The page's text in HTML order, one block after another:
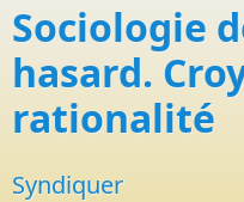
Sociologie
hasard.
rationalité
Syndiquer